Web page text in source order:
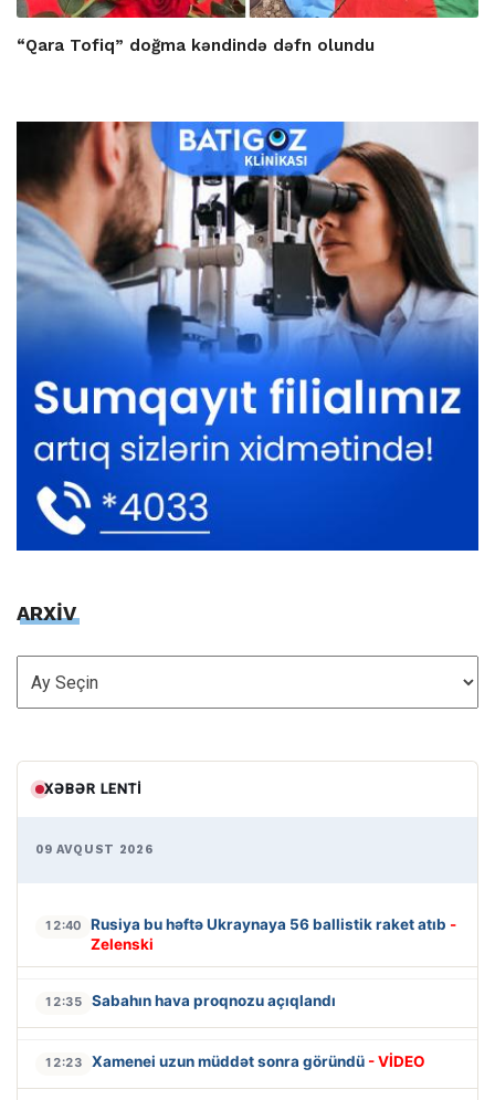
“Qara Tofiq” doğma kəndində dəfn olundu
ARXİV
ARXİV
XƏBƏR LENTI
09 AVQUST 2026
12:40 Rusiya bu həftə Ukraynaya 56 ballistik raket atıb -
Zelenski
12:35 Sabahın hava proqnozu açıqlandı
12:23 Xamenei uzun müddət sonra göründü - VİDEO